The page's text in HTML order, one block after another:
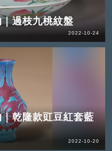
過枝九桃紋盤
2022-10-24
乾隆款豇豆紅套藍
2022-10-20